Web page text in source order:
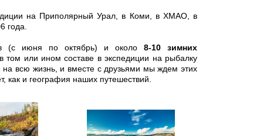
на Приполярный Урал, в Коми, в ХМАО, в
года.
(с июня по октябрь) и около 8-10 зимних
или ином составе в экспедиции на рыбалку
на всю жизнь, и вместе с друзьями мы ждем этих
как и география наших путешествий.